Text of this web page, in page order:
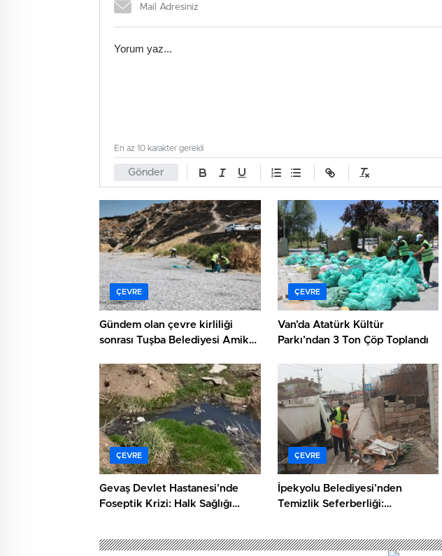
Gönder
En az 10 karakter gerekli
ÇEVRE
Gündem olan çevre kirliliği
sonrası Tuşba Belediyesi Amik
ÇEVRE
Van’da Atatürk Kültür
Parkı’ndan 3 Ton Çöp Toplandı
ÇEVRE
Gevaş Devlet Hastanesi’nde
Foseptik Krizi: Halk Sağlığı
ÇEVRE
İpekyolu Belediyesi’nden
Temizlik Seferberliği: